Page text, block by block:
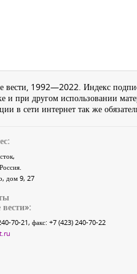
вести, 1992—2022. Индекс
и при другом использовании
в сети интернет так же
,
Россия.
, дом 9, 27
вести»:
70-21, факс: +7 (423) 240-70-22